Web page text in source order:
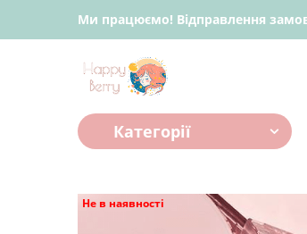
Ми працюємо! Відправлення
Категорії
Не в наявності